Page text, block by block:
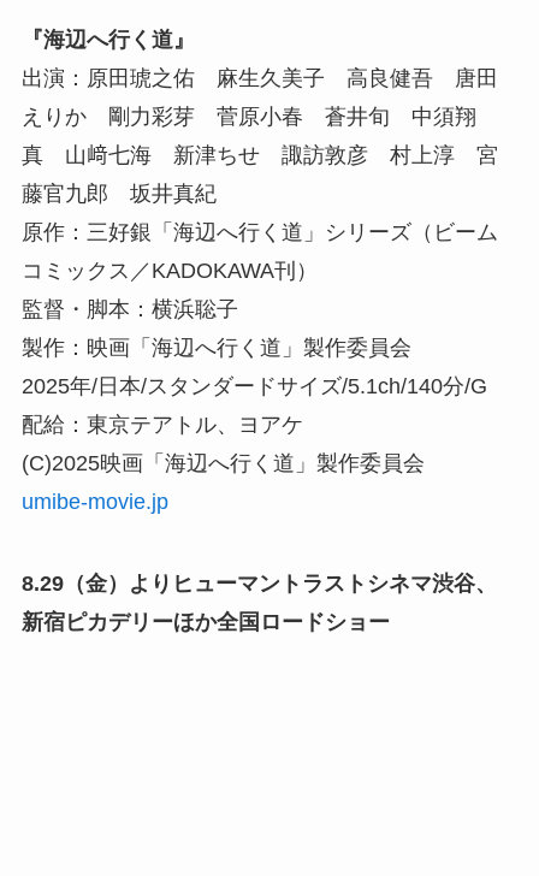
『海辺へ行く道』
出演：原田琥之佑 麻生久美子 高良健吾 唐田
えりか 剛力彩芽 菅原小春 蒼井旬 中須翔
真 山﨑七海 新津ちせ 諏訪敦彦 村上淳 宮
藤官九郎 坂井真紀
原作：三好銀「海辺へ行く道」シリーズ（ビーム
コミックス／KADOKAWA刊）
監督・脚本：横浜聡子
製作：映画「海辺へ行く道」製作委員会
2025年/日本/スタンダードサイズ/5.1ch/140分/G
配給：東京テアトル、ヨアケ
(C)2025映画「海辺へ行く道」製作委員会
umibe-movie.jp
8.29（金）よりヒューマントラストシネマ渋谷、
新宿ピカデリーほか全国ロードショー